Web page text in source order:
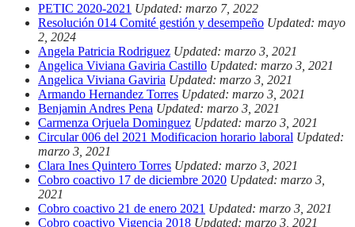
PETIC 2020-2021 Updated: marzo 7, 2022
Resolución 014 Comité gestión y desempeño Updated: mayo
2, 2024
Angela Patricia Rodriguez Updated: marzo 3, 2021
Angelica Viviana Gaviria Castillo Updated: marzo 3, 2021
Angelica Viviana Gaviria Updated: marzo 3, 2021
Armando Hernandez Torres Updated: marzo 3, 2021
Benjamin Andres Pena Updated: marzo 3, 2021
Carmenza Orjuela Dominguez Updated: marzo 3, 2021
Circular 006 del 2021 Modificacion horario laboral Updated:
marzo 3, 2021
Clara Ines Quintero Torres Updated: marzo 3, 2021
Cobro coactivo 17 de diciembre 2020 Updated: marzo 3,
2021
Cobro coactivo 21 de enero 2021 Updated: marzo 3, 2021
Cobro coactivo Vigencia 2018 Updated: marzo 3, 2021